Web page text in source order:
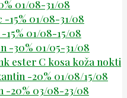
01/08-31/08
15% 01/08-31/08
01/08-15/08
-30% 01/05-31/08
ester C kosa koža nokti
-20% 01/08/15/08
-20% 03/08-23/08